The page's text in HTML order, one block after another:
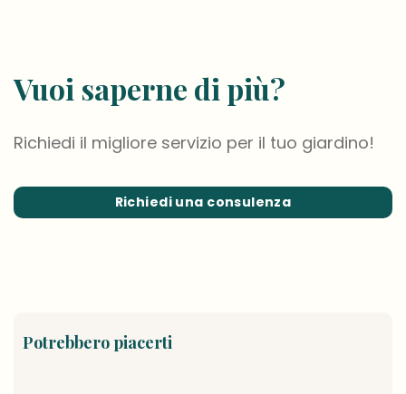
Vuoi saperne di più?
Richiedi il migliore servizio per il tuo giardino!
Richiedi una consulenza
Potrebbero piacerti